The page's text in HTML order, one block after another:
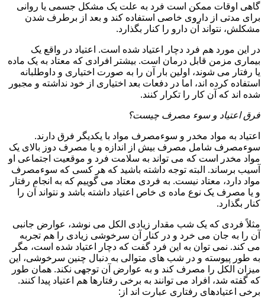
گاهی اوقات ممکن است فرد به علت یک مشکل جسمی یا روانی
برای مدتی از داروی خاصی استفاده کند و بعد از برطرف شدن
مشکلش، نتواند آن دارو را کنار بگذارد.
در این مورد هم فرد دچار اعتیاد شده است. اعتیاد در واقع یک
بیماری مزمن قابل درمان است. بیشتر افرادی که معتاد به یک ماده
یا رفتار می شوند، اولین بار آن را به صورت اختیاری و داوطلبانه
استفاده کرده اند، اما در دفعات بعد اختیاری از خود نداشته و مجبور
شده اند که آن کار را تکرار کنند.
فرق اعتیاد و سوء مصرف چیست؟
اعتیاد به مواد مخدر و سوءمصرف مواد با یکدیگر فرق دارند.
سوءمصرف شامل مصرف بیش از اندازه و یا مصرف دوز بالای یک
مواد مخدر است که می تواند به سلامت فرد و موقعیت اجتماعی او
آسیب برساند. البته توجه داشته باشید که هر کسی که سوءمصرف
مواد دارد، معتاد نیست. به فردی معتاد می گوییم که به انجام رفتار
و یا مصرف یک نوع ماده ی خاص اعتیاد داشته باشد و نتواند آن را
کنار بگذارد.
مثلاً فردی که یک شب مقدار زیادی الکل می نوشد، عوارض جانبی
آن را به جان می خرد و در کنار آن سرخوشی زیادی را هم تجربه
می کند. نمی توان به این فرد گفت که دچار اعتیاد شده است، مگر
به طور پیوسته و در شب های متوالی به دنبال چنین سرخوشی، این
میزان الکل را مصرف کند و به عوارض آن توجهی نکند. همان طور
که گفته شد، افراد می توانند به برخی رفتارها هم اعتیاد پیدا کنند.
برخی اعتیادهای رفتاری عبارت اند از: